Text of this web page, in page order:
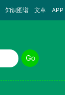
知识图谱 文章 APP
Go